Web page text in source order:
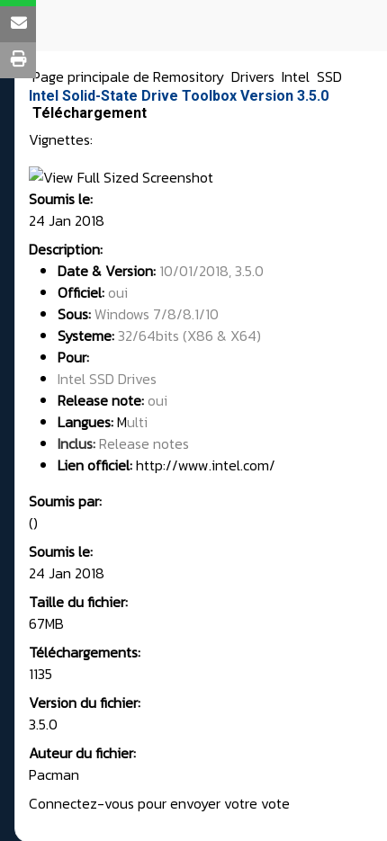
Page principale de Remository Drivers Intel SSD
Intel Solid-State Drive Toolbox Version 3.5.0
Téléchargement
Vignettes:
Soumis le:
24 Jan 2018
Description:
Date & Version: 10/01/2018, 3.5.0
Officiel: oui
Sous:Windows 7/8/8.1/10
Systeme:32/64bits (X86 & X64)
Pour:
Intel SSD Drives
Release note: oui
Langues:Multi
Inclus:Release notes
Lien officiel:http://www.intel.com/
Soumis par:
()
Soumis le:
24 Jan 2018
Taille du fichier:
67MB
Téléchargements:
1135
Version du fichier:
3.5.0
Auteur du fichier:
Pacman
Connectez-vous pour envoyer votre vote